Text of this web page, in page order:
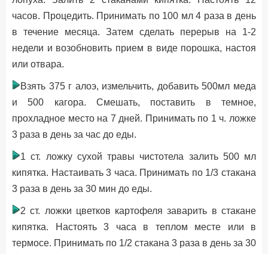
часов. Процедить. Принимать по 100 мл 4 раза в день
в течение месяца. Затем сделать перерыв на 1-2
недели и возобновить прием в виде порошка, настоя
или отвара.
Взять 375 г алоэ, измельчить, добавить 500мл меда
и 500 кагора. Смешать, поставить в темное,
прохладное место на 7 дней. Принимать по 1 ч. ложке
3 раза в день за час до еды.
1 ст. ложку сухой травы чистотела залить 500 мл
кипятка. Настаивать 3 часа. Принимать по 1/3 стакана
3 раза в день за 30 мин до еды.
2 ст. ложки цветков картофеля заварить в стакане
кипятка. Настоять 3 часа в теплом месте или в
термосе. Принимать по 1/2 стакана 3 раза в день за 30